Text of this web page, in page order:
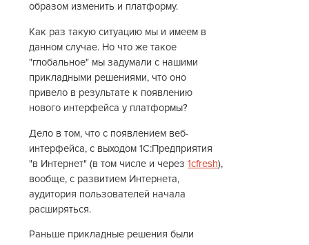
образом изменить и платформу.
Как раз такую ситуацию мы и имеем в
данном случае. Но что же такое
"глобальное" мы задумали с нашими
прикладными решениями, что оно
привело в результате к появлению
нового интерфейса у платформы?
Дело в том, что с появлением веб-
интерфейса, с выходом 1С:Предприятия
"в Интернет" (в том числе и через1cfresh),
вообще, с развитием Интернета,
аудитория пользователей начала
расширяться.
Раньше прикладные решения были